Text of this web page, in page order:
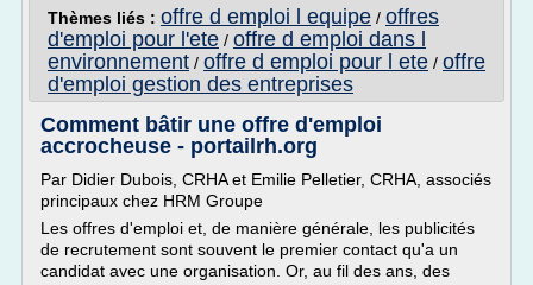
Thèmes liés : offre d emploi l equipe / offres
d'emploi pour l'ete / offre d emploi dans l
environnement / offre d emploi pour l ete / offre
d'emploi gestion des entreprises
Comment bâtir une offre d'emploi
accrocheuse - portailrh.org
Par Didier Dubois, CRHA et Emilie Pelletier, CRHA, associés
principaux chez HRM Groupe
Les offres d'emploi et, de manière générale, les publicités
de recrutement sont souvent le premier contact qu'a un
candidat avec une organisation. Or, au fil des ans, des